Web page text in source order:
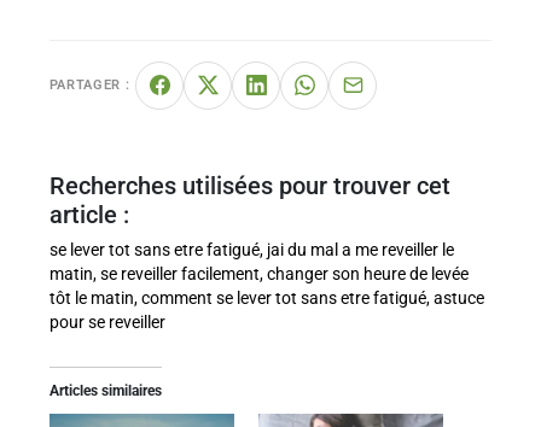
PARTAGER :
Recherches utilisées pour trouver cet
article :
se lever tot sans etre fatigué, jai du mal a me reveiller le
matin, se reveiller facilement, changer son heure de levée
tôt le matin, comment se lever tot sans etre fatigué, astuce
pour se reveiller
Articles similaires